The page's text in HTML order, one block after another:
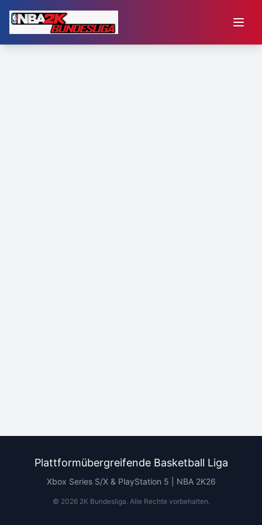
Plattformübergreifende Basketball Liga
Xbox Series S/X & PlayStation 5 | NBA 2K26
© 20262K Bundesliga. Alle Rechte vorbehalten.